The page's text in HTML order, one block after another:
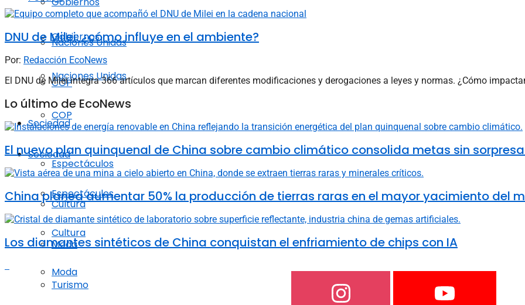
Naciones Unidas
COP
Sociedad
Espectáculos
Cultura
Moda
Turismo
Gobiernos
Naciones Unidas
COP
Sociedad
Espectáculos
Cultura
Moda
DNU de Milei: ¿cómo influye en el ambiente?
Por: Redacción EcoNews
El DNU de Milei integra 366 artículos que marcan diferentes modificaciones y derogaciones a leyes y normas. ¿Cómo
Lo último de EcoNews
El nuevo plan quinquenal de China sobre cambio climático consolida metas sin
China planea aumentar 50% la producción de tierras raras en el mayor yacimiento del
Los diamantes sintéticos de China conquistan el enfriamiento de chips con IA